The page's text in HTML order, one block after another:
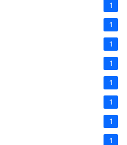
1
1
1
1
1
1
1
1